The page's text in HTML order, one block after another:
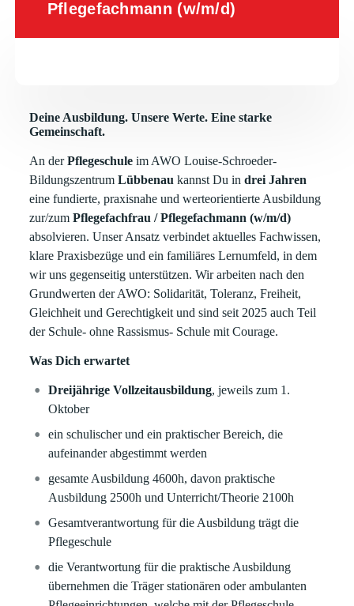
Pflegefachmann (w/m/d)
Deine Ausbildung. Unsere Werte. Eine starke
Gemeinschaft.
An derPflegeschule im AWO Louise-Schroeder-
BildungszentrumLübbenau kannst Du in drei Jahren
eine fundierte, praxisnahe und werteorientierte Ausbildung
zur/zumPflegefachfrau / Pflegefachmann (w/m/d)
absolvieren. Unser Ansatz verbindet aktuelles Fachwissen,
klare Praxisbezüge und ein familiäres Lernumfeld, in dem
wir uns gegenseitig unterstützen. Wir arbeiten nach den
Grundwerten der AWO: Solidarität, Toleranz, Freiheit,
Gleichheit und Gerechtigkeit und sind seit 2025 auch Teil
der Schule- ohne Rassismus- Schule mit Courage.
Was Dich erwartet
Dreijährige Vollzeitausbildung, jeweils zum 1.
Oktober
ein schulischer und ein praktischer Bereich, die
aufeinander abgestimmt werden
gesamte Ausbildung 4600h, davon praktische
Ausbildung 2500h und Unterricht/Theorie 2100h
Gesamtverantwortung für die Ausbildung trägt die
Pflegeschule
die Verantwortung für die praktische Ausbildung
übernehmen die Träger stationären oder ambulanten